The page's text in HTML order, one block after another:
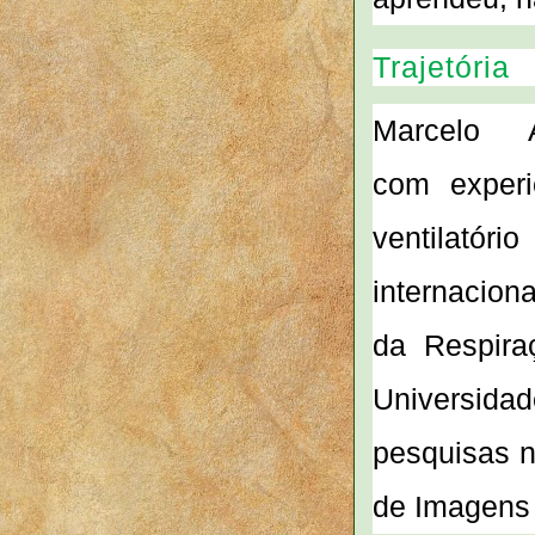
Trajetória
Marcelo
com
da
pesquisas
de